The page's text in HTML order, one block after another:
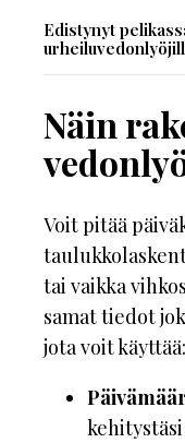
Edistynyt
Näin
Voit pitää
tai vaikka
samat tiedot
jota voit käyttää: